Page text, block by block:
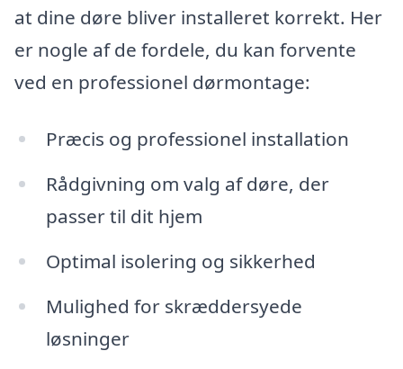
at dine døre bliver installeret korrekt. Her
er nogle af de fordele, du kan forvente
ved en professionel dørmontage:
Præcis og professionel installation
Rådgivning om valg af døre, der
passer til dit hjem
Optimal isolering og sikkerhed
Mulighed for skræddersyede
løsninger